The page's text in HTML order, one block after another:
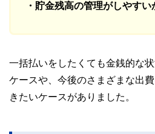
・貯金残高の管理がしやすい
一括払いをしたくても金銭的な
ケースや、今後のさまざまな出
きたいケースがありました。